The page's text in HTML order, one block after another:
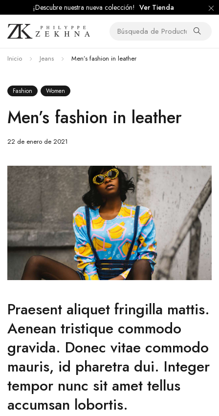
¡Descubre nuestra nueva colección! Ver Tienda
Inicio Jeans Men’s fashion in leather
Fashion Women
Men’s fashion in leather
22 de enero de 2021
Praesent aliquet fringilla mattis.
Aenean tristique commodo
gravida. Donec vitae commodo
mauris, id pharetra dui. Integer
tempor nunc sit amet tellus
accumsan lobortis.